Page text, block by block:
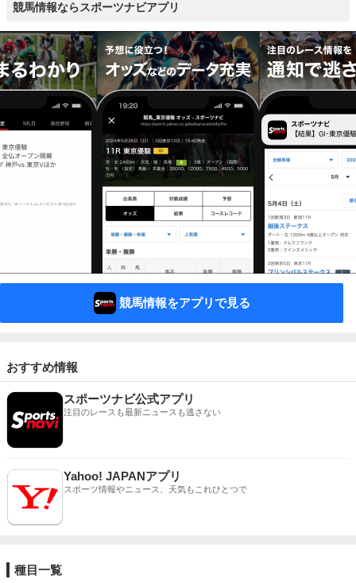
競馬情報ならスポーツナビアプリ
競馬情報をアプリで見る
おすすめ情報
スポーツナビ公式アプリ
注目のレースも最新ニュースも逃さない
Yahoo! JAPANアプリ
スポーツ情報やニュース、天気もこれひとつで
種目一覧